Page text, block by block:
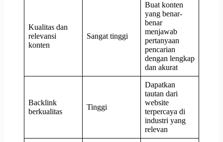
Kualitas dan
relevansi
konten
Sangat tinggi
Buat konten
yang benar-
benar
menjawab
pertanyaan
pencarian
dengan lengkap
dan akurat
Backlink
berkualitas
Tinggi
Dapatkan
tautan dari
website
terpercaya di
industri yang
relevan